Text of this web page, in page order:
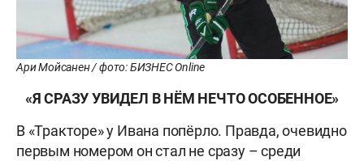
Ари Мойсанен / фото: БИЗНЕС Online
«Я СРАЗУ УВИДЕЛ В НЁМ НЕЧТО ОСОБЕННОЕ»
В «Тракторе» у Ивана попёрло. Правда, очевидно
первым номером он стал не сразу – среди